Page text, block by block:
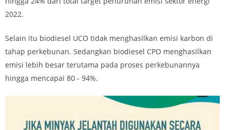
2022.
Selain itu biodiesel UCO tidak menghasilkan emisi karbon di
tahap perkebunan. Sedangkan biodiesel CPO menghasilkan
emisi lebih besar terutama pada proses perkebunannya
hingga mencapai 80 - 94%.